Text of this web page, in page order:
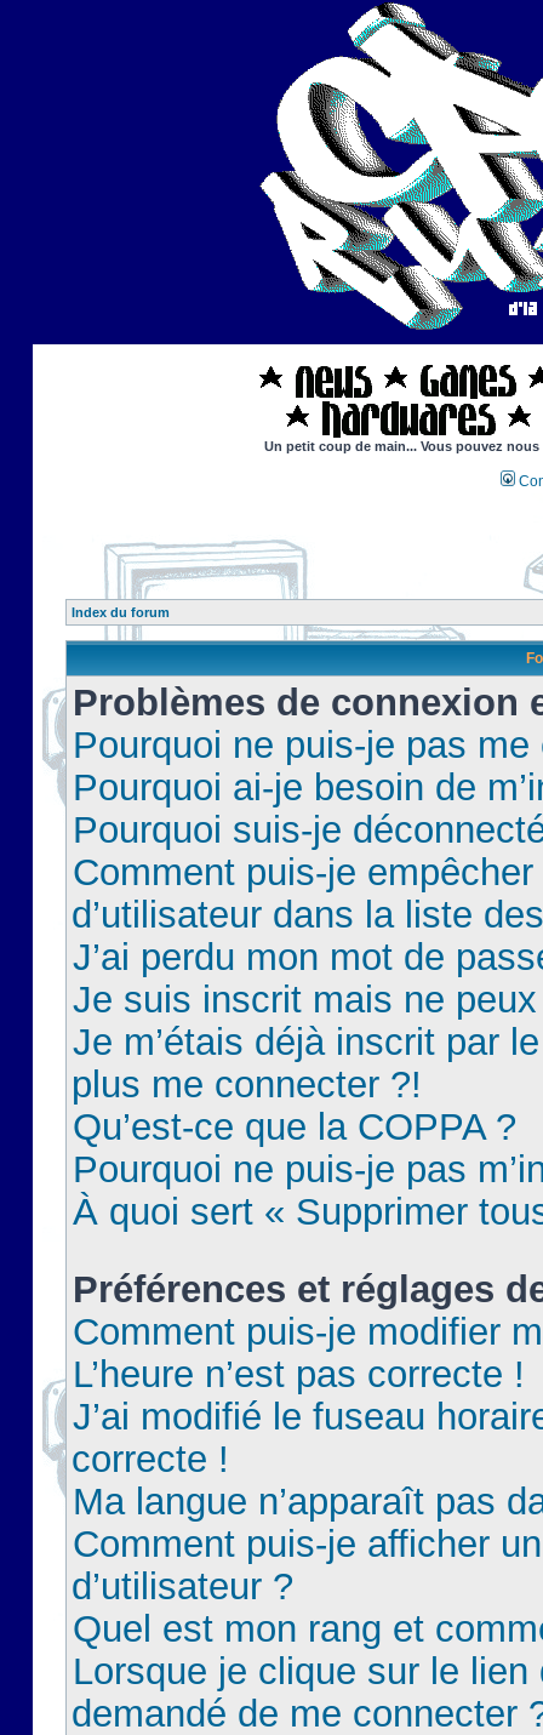
Un petit coup de main... Vous pouvez
Index du forum
Problèmes de connexion
Pourquoi ne puis-je pas
Pourquoi ai-je besoin de
Pourquoi suis-je
Comment puis-je
d’utilisateur dans la liste
J’ai perdu mon mot de
Je suis inscrit mais ne
Je m’étais déjà inscrit par
plus me connecter ?!
Qu’est-ce que la COPPA ?
Pourquoi ne puis-je pas
À quoi sert « Supprimer
Préférences et réglages
Comment puis-je modifier
L’heure n’est pas correcte !
J’ai modifié le fuseau
correcte !
Ma langue n’apparaît pas
Comment puis-je afficher
d’utilisateur ?
Quel est mon rang et
Lorsque je clique sur le lien
demandé de me connecter